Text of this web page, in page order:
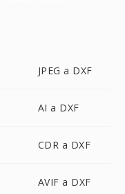
JPEG a DXF
AI a DXF
CDR a DXF
AVIF a DXF